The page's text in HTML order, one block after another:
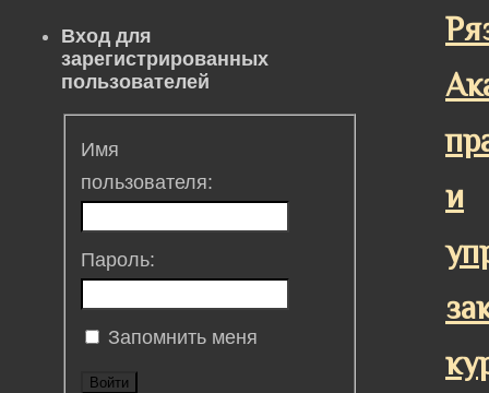
и
Вход для
зарегистрированных
пользователей
Имя
пользователя:
Пароль:
Запомнить меня
Войти